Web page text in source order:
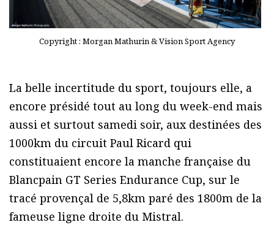
Copyright : Morgan Mathurin & Vision Sport Agency
La belle incertitude du sport, toujours elle, a
encore présidé tout au long du week-end mais
aussi et surtout samedi soir, aux destinées des
1000km du circuit Paul Ricard qui
constituaient encore la manche française du
Blancpain GT Series Endurance Cup, sur le
tracé provençal de 5,8km paré des 1800m de la
fameuse ligne droite du Mistral.